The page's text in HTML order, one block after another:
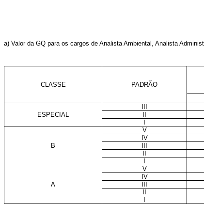
a) Valor da GQ para os cargos de Analista Ambiental, Analista
CLASSE PADRÃO
ESPECIAL
B
V
IV
A
V
IV